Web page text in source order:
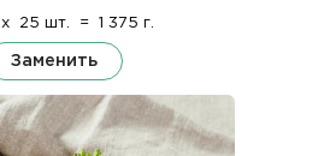
x 25 шт. = 1 375 г.
Заменить